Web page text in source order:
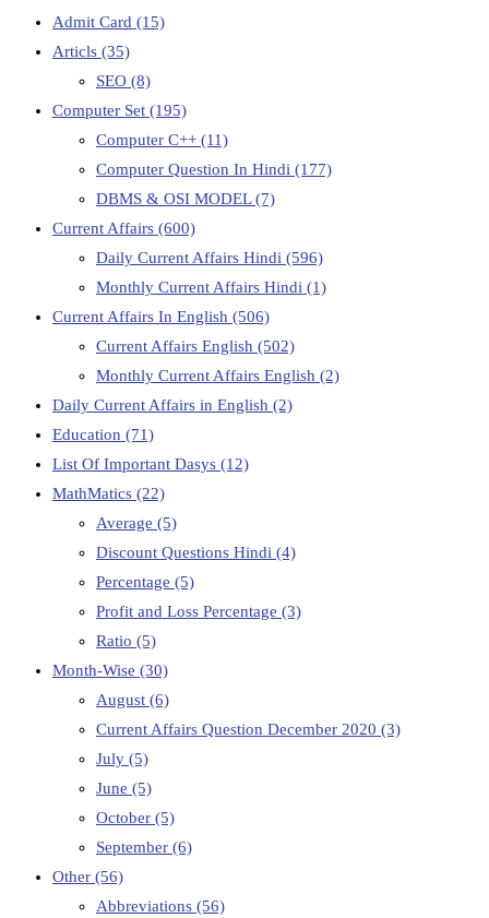
Admit Card (15)
Articls (35)
SEO (8)
Computer Set (195)
Computer C++ (11)
Computer Question In Hindi (177)
DBMS & OSI MODEL(7)
Current Affairs (600)
Daily Current Affairs Hindi (596)
Monthly Current Affairs Hindi (1)
Current Affairs In English (506)
Current Affairs English (502)
Monthly Current Affairs English (2)
Daily Current Affairs in English (2)
Education (71)
List Of Important Dasys (12)
MathMatics (22)
Average (5)
Discount Questions Hindi (4)
Percentage (5)
Profit and Loss Percentage (3)
Ratio (5)
Month-Wise (30)
August (6)
Current Affairs Question December 2020 (3)
July (5)
June (5)
October (5)
September (6)
Other (56)
Abbreviations (56)